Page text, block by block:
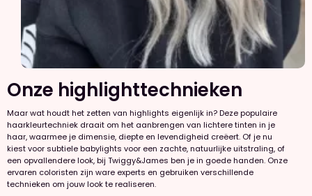
Onze highlighttechnieken
Maar wat houdt het zetten van highlights eigenlijk in? Deze populaire
haarkleurtechniek draait om het aanbrengen van lichtere tinten in je
haar, waarmee je dimensie, diepte en levendigheid creëert. Of je nu
kiest voor subtiele babylights voor een zachte, natuurlijke uitstraling, of
een opvallendere look, bij Twiggy&James ben je in goede handen. Onze
ervaren coloristen zijn ware experts en gebruiken verschillende
technieken om jouw look te realiseren.